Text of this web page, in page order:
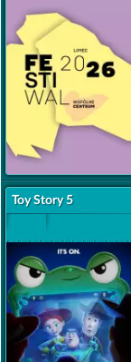
Toy Story 5